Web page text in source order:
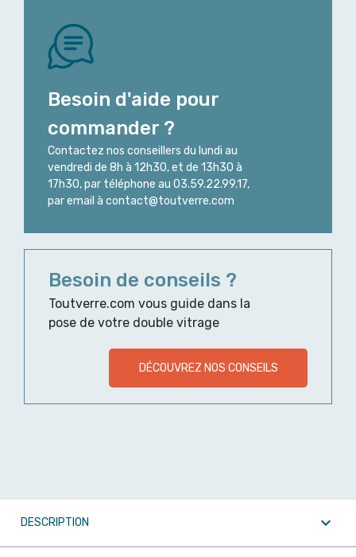
Besoin d'aide pour
commander ?
Contactez nos conseillers du lundi au
vendredi de 8h à 12h30, et de 13h30 à
17h30, par téléphone au 03.59.22.99.17,
par email à contact@toutverre.com
Besoin de conseils ?
Toutverre.com vous guide dans la
pose de votre double vitrage
DÉCOUVREZ NOS CONSEILS
DESCRIPTION 